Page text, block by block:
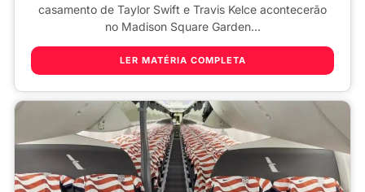
casamento de Taylor Swift e Travis Kelce acontecerão
no Madison Square Garden...
LER MATÉRIA COMPLETA